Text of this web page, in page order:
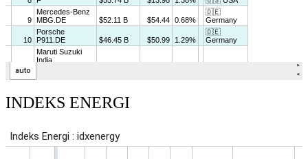
INDEKS ENERGI